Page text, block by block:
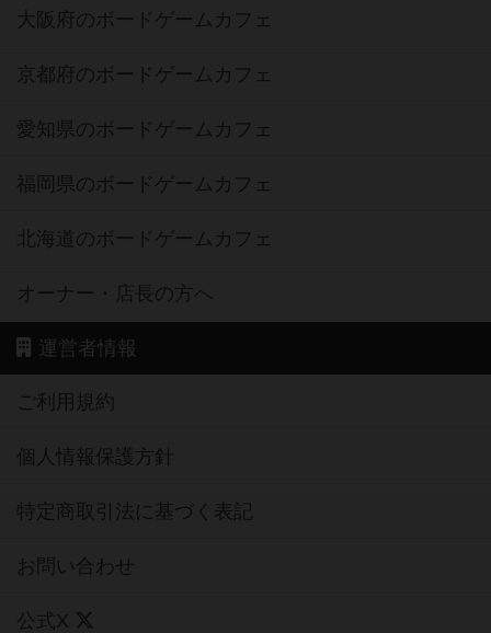
大阪府のボードゲームカフェ
京都府のボードゲームカフェ
愛知県のボードゲームカフェ
福岡県のボードゲームカフェ
北海道のボードゲームカフェ
オーナー・店長の方へ
運営者情報
ご利用規約
個人情報保護方針
特定商取引法に基づく表記
お問い合わせ
公式X